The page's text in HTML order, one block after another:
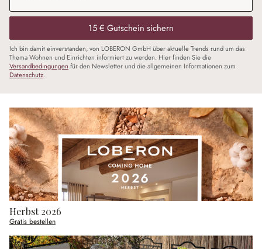
15 € Gutschein sichern
Ich bin damit einverstanden, von LOBERON GmbH über aktuelle Trends rund um das
Thema Wohnen und Einrichten informiert zu werden. Hier finden Sie die
Versandbedingungen für den Newsletter und die allgemeinen Informationen zum
Datenschutz.
Herbst 2026
Gratis bestellen